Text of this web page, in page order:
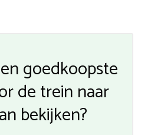
goedkoopste
de trein naar
bekijken?